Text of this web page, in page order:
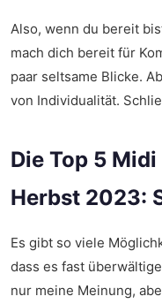
Also, wenn du bereit
mach dich bereit für
paar seltsame Blicke.
von Individualität.
Die Top 5
Herbst 2023:
Es gibt so viele
dass es fast
nur meine Meinung,